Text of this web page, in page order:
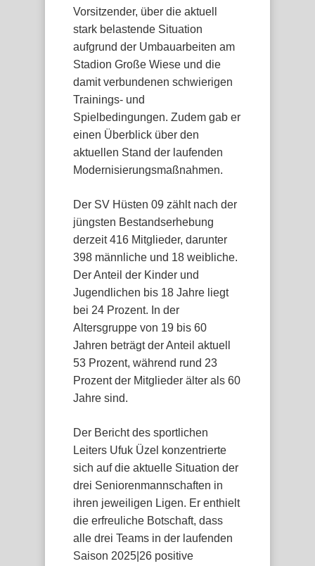
Vorsitzender, über die aktuell
stark belastende Situation
aufgrund der Umbauarbeiten am
Stadion Große Wiese und die
damit verbundenen schwierigen
Trainings- und
Spielbedingungen. Zudem gab er
einen Überblick über den
aktuellen Stand der laufenden
Modernisierungsmaßnahmen.
Der SV Hüsten 09 zählt nach der
jüngsten Bestandserhebung
derzeit 416 Mitglieder, darunter
398 männliche und 18 weibliche.
Der Anteil der Kinder und
Jugendlichen bis 18 Jahre liegt
bei 24 Prozent. In der
Altersgruppe von 19 bis 60
Jahren beträgt der Anteil aktuell
53 Prozent, während rund 23
Prozent der Mitglieder älter als 60
Jahre sind.
Der Bericht des sportlichen
Leiters Ufuk Üzel konzentrierte
sich auf die aktuelle Situation der
drei Seniorenmannschaften in
ihren jeweiligen Ligen. Er enthielt
die erfreuliche Botschaft, dass
alle drei Teams in der laufenden
Saison 2025|26 positive